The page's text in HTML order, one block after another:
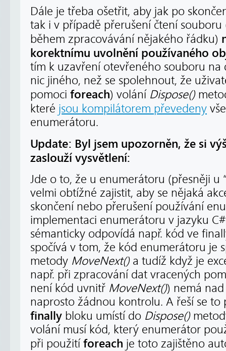
Dále je třeba ošetřit, aby jak po
tak i v případě přerušení čtení
během zpracovávání nějakého řádku)
korektnímu uvolnění používaného
tím k uzavření otevřeného souboru na
nic jiného, než se spolehnout, že
pomoci foreach) volání Dispose()
které jsou kompilátorem převedeny
enumerátoru.
Update: Byl jsem upozorněn, že si
zaslouží vysvětlení:
Jde o to, že u enumerátoru (přesněji u
velmi obtížné zajistit, aby se nějaká
skončení nebo přerušení používání
implementaci enumerátoru v jazyku
sémanticky odpovídá např. kód ve
spočívá v tom, že kód enumerátoru je
metody MoveNext()a tudíž když je
např. při zpracování dat vracených
není kód uvnitř MoveNext()) nemá
naprosto žádnou kontrolu. A řeší se to
finally bloku umístí do Dispose()
volání musí kód, který enumerátor
při použitíforeach je toto zajištěno